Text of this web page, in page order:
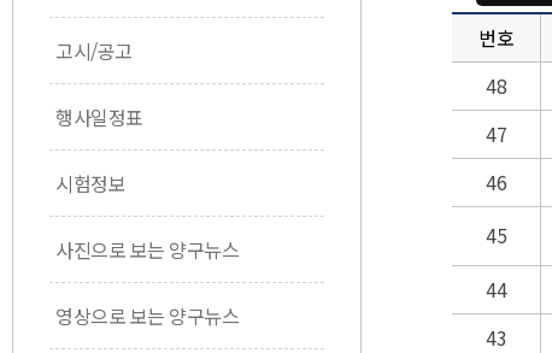
고시/공고
행사일정표
시험정보
사진으로 보는 양구뉴스
영상으로 보는 양구뉴스
번호
48
47
46
45
44
43